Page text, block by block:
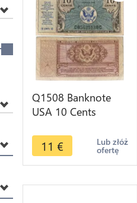
Q1508 Banknote
USA 10 Cents
1948 -> Make offer
11 € Lub złóż
ofertę